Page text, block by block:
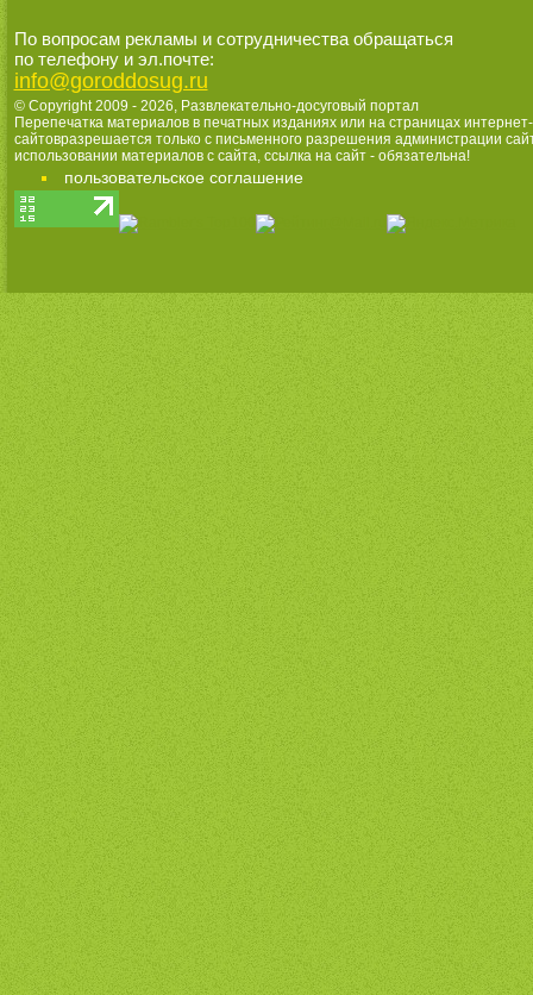
По вопросам рекламы и сотрудничества обращаться
по телефону и эл.почте:
info@goroddosug.ru
© Copyright 2009 - 2026, Развлекательно-досуговый портал
Перепечатка материалов в печатных изданиях или на страницах интернет-
сайтовразрешается только с письменного разрешения администрации
использовании материалов с сайта, ссылка на сайт - обязательна!
пользовательское соглашение